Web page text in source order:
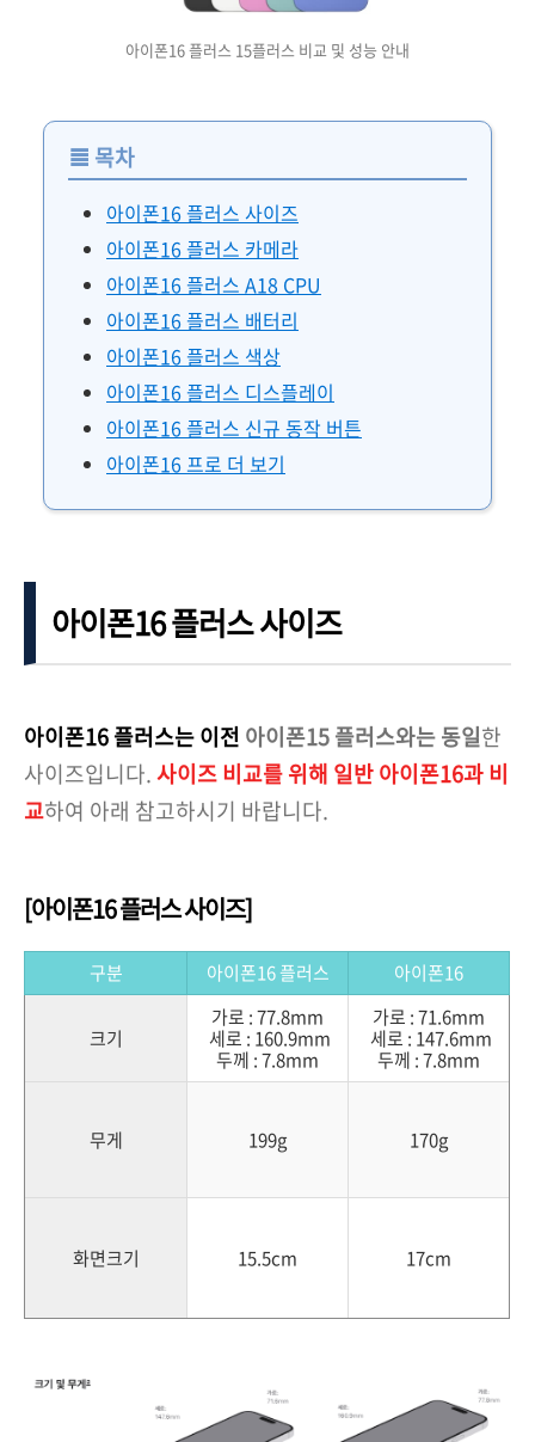
아이폰16 플러스 15플러스 비교 및 성능 안내
≣ 목차
아이폰16 플러스 사이즈
아이폰16 플러스 카메라
아이폰16 플러스 A18 CPU
아이폰16 플러스 배터리
아이폰16 플러스 색상
아이폰16 플러스 디스플레이
아이폰16 플러스 신규 동작 버튼
아이폰16 프로 더 보기
아이폰16 플러스 사이즈
아이폰16 플러스는 이전 아이폰15 플러스와는 동일한
사이즈입니다.사이즈 비교를 위해 일반 아이폰16과 비
교하여 아래 참고하시기 바랍니다.
[아이폰16 플러스 사이즈]
구분 아이폰16 플러스 아이폰16
크기
가로 : 77.8mm
세로 : 160.9mm
두께 : 7.8mm
가로 : 71.6mm
세로 : 147.6mm
두께 : 7.8mm
무게 199g 170g
화면크기 15.5cm 17cm